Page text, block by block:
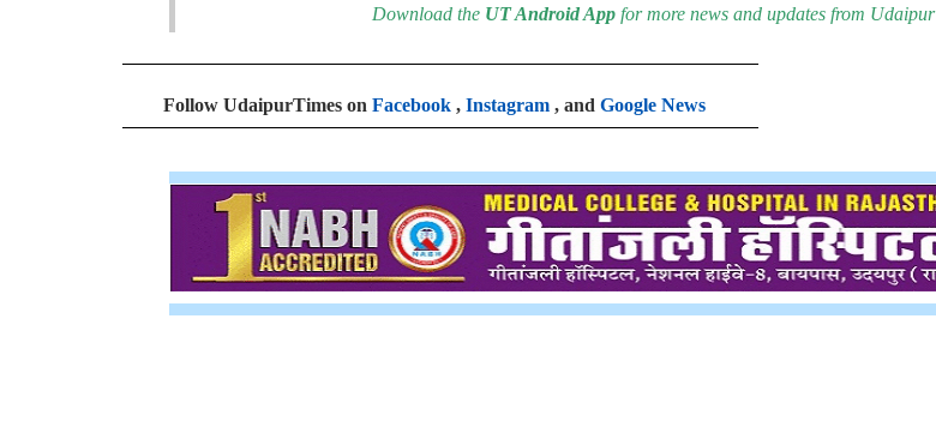
Download the UT Android Appfor more news and updates from Udaipur
Follow UdaipurTimes on Facebook , Instagram , and Google News